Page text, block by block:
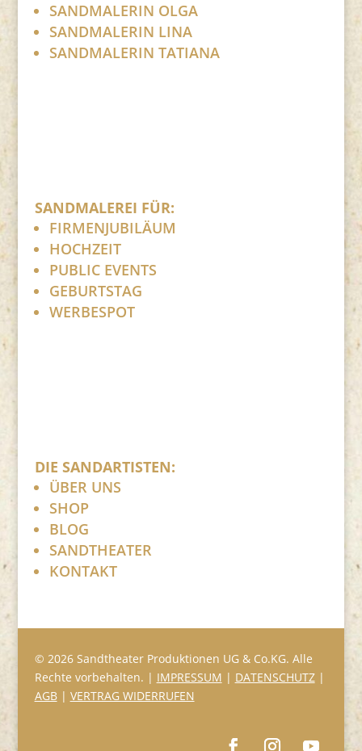
SANDMALERIN OLGA
SANDMALERIN LINA
SANDMALERIN TATIANA
SANDMALEREI FÜR:
FIRMENJUBILÄUM
HOCHZEIT
PUBLIC EVENTS
GEBURTSTAG
WERBESPOT
DIE SANDARTISTEN:
ÜBER UNS
SHOP
BLOG
SANDTHEATER
KONTAKT
© 2026 Sandtheater Produktionen UG & Co.KG. Alle
Rechte vorbehalten. | IMPRESSUM | DATENSCHUTZ|
AGB| VERTRAG WIDERRUFEN